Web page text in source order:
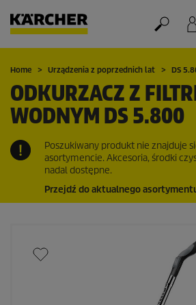
Koszyk
Lista życzeń
Home Urządzenia z poprzednich lat DS
ODKURZACZ Z
WODNYM DS 5.800
Poszukiwany produkt nie znajduje
asortymencie. Akcesoria, środki
nadal dostępne.
Przejdź do aktualnego